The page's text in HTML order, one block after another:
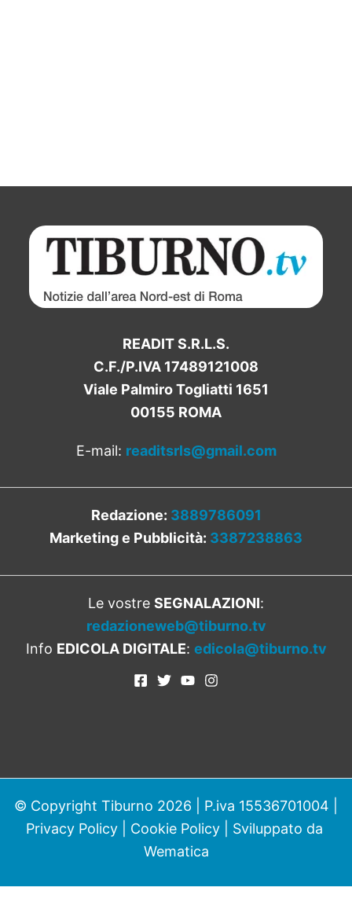
READIT S.R.L.S.
C.F./P.IVA 17489121008
Viale Palmiro Togliatti 1651
00155 ROMA
E-mail: readitsrls@gmail.com
Redazione: 3889786091
Marketing e Pubblicità: 3387238863
Le vostre SEGNALAZIONI:
redazioneweb@tiburno.tv
Info EDICOLA DIGITALE: edicola@tiburno.tv
© Copyright Tiburno 2026 | P.iva 15536701004 |
Privacy Policy| Cookie Policy| Sviluppato da
Wematica